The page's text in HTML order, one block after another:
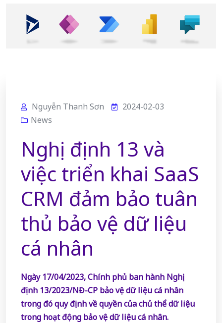
Nguyễn Thanh Sơn
2024-02-03
News
Nghị định 13 và
việc triển khai SaaS
CRM đảm bảo tuân
thủ bảo vệ dữ liệu
cá nhân
Ngày 17/04/2023, Chính phủ ban hành Nghị
định 13/2023/NĐ-CP bảo vệ dữ liệu cá nhân
trong đó quy định về quyền của chủ thể dữ liệu
trong hoạt động bảo vệ dữ liệu cá nhân.